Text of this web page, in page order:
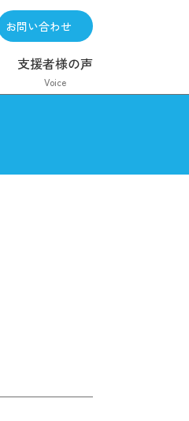
お問い合わせ
支援者様の声
Voice